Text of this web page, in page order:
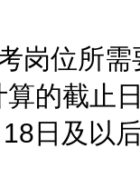
位所需
的截止
日及以